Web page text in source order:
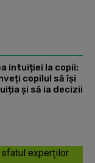
intuiției la copii:
copilul să își
și să ia decizii